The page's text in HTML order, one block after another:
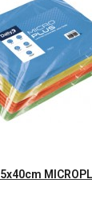
Aperçu rapide